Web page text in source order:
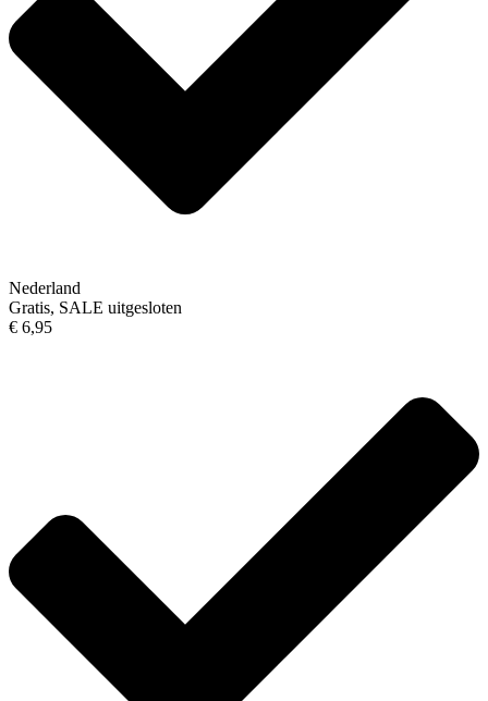
Nederland
Gratis, SALE uitgesloten
€ 6,95